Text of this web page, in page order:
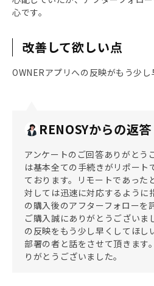
心です。
改善して欲しい点
OWNERアプリへの反映がもう少し
RENOSYからの返答
アンケートのご回答ありがとう
は基本全ての手続きがリポート
ております。リモートであった
対しては迅速に対応するように
の購入後のアフターフォローを
ご購入誠にありがとうございま
の反映をもう少し早くしてほし
部署の者と話をさせて頂きます
りがとうございました。